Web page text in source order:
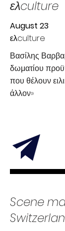
ελculture
August 23
ελculture
Βασίλης
δωματίου
που θέλουν
άλλον»
Scene